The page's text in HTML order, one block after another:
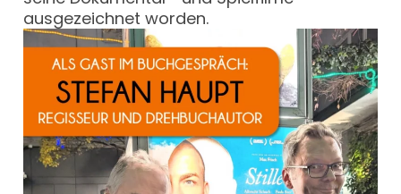
ausgezeichnet worden.